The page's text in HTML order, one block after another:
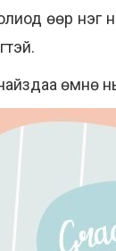
өөр нэг
өмнө